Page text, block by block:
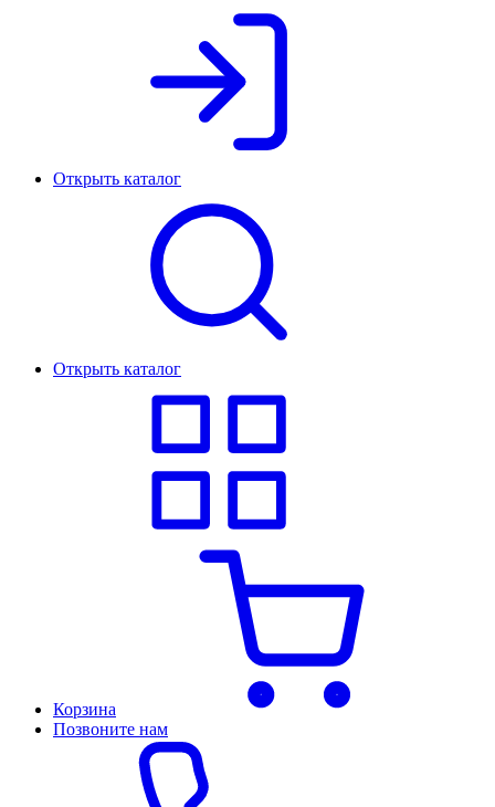
Открыть каталог
Открыть каталог
Корзина
Позвоните нам